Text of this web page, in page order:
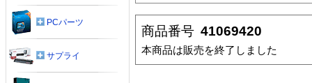
商品番号 41069420
本商品は販売を終了しました
PCパーツ
サプライ